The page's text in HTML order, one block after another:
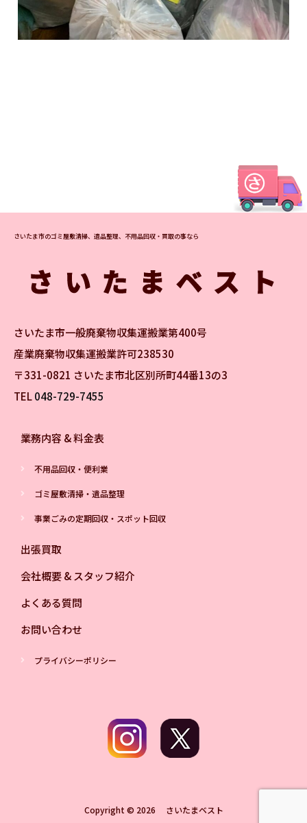
さいたま市のゴミ屋敷清掃、遺品整理、不用品回収・買取の事なら
さいたま市一般廃棄物収集運搬業第400号
産業廃棄物収集運搬業許可238530
〒331-0821 さいたま市北区別所町44番13の3
TEL048-729-7455
業務内容 & 料金表
不用品回収・便利業
ゴミ屋敷清掃・遺品整理
事業ごみの定期回収・スポット回収
出張買取
会社概要 & スタッフ紹介
よくある質問
お問い合わせ
プライバシーポリシー
Copyright © 2026 さいたまベスト